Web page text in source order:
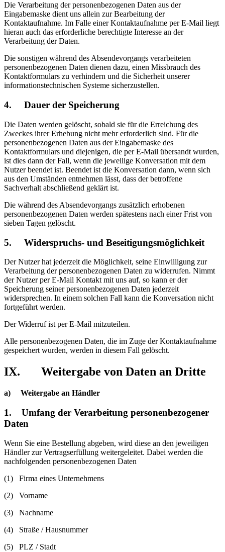
Die Verarbeitung der personenbezogenen Daten aus der
Eingabemaske dient uns allein zur Bearbeitung der
Kontaktaufnahme. Im Falle einer Kontaktaufnahme per E-Mail liegt
hieran auch das erforderliche berechtigte Interesse an der
Verarbeitung der Daten.
Die sonstigen während des Absendevorgangs verarbeiteten
personenbezogenen Daten dienen dazu, einen Missbrauch des
Kontaktformulars zu verhindern und die Sicherheit unserer
informationstechnischen Systeme sicherzustellen.
4. Dauer der Speicherung
Die Daten werden gelöscht, sobald sie für die Erreichung des
Zweckes ihrer Erhebung nicht mehr erforderlich sind. Für die
personenbezogenen Daten aus der Eingabemaske des
Kontaktformulars und diejenigen, die per E-Mail übersandt wurden,
ist dies dann der Fall, wenn die jeweilige Konversation mit dem
Nutzer beendet ist. Beendet ist die Konversation dann, wenn sich
aus den Umständen entnehmen lässt, dass der betroffene
Sachverhalt abschließend geklärt ist.
Die während des Absendevorgangs zusätzlich erhobenen
personenbezogenen Daten werden spätestens nach einer Frist von
sieben Tagen gelöscht.
5. Widerspruchs- und Beseitigungsmöglichkeit
Der Nutzer hat jederzeit die Möglichkeit, seine Einwilligung zur
Verarbeitung der personenbezogenen Daten zu widerrufen. Nimmt
der Nutzer per E-Mail Kontakt mit uns auf, so kann er der
Speicherung seiner personenbezogenen Daten jederzeit
widersprechen. In einem solchen Fall kann die Konversation nicht
fortgeführt werden.
Der Widerruf ist per E-Mail mitzuteilen.
Alle personenbezogenen Daten, die im Zuge der Kontaktaufnahme
gespeichert wurden, werden in diesem Fall gelöscht.
IX. Weitergabe von Daten an Dritte
a) Weitergabe an Händler
1. Umfang der Verarbeitung personenbezogener
Daten
Wenn Sie eine Bestellung abgeben, wird diese an den jeweiligen
Händler zur Vertragserfüllung weitergeleitet. Dabei werden die
nachfolgenden personenbezogenen Daten
(1) Firma eines Unternehmens
(2) Vorname
(3) Nachname
(4) Straße / Hausnummer
(5) PLZ / Stadt